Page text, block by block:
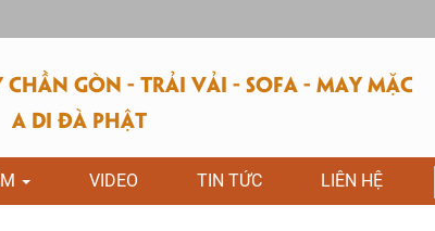
GÒN - TRẢI VẢI - SOFA - MAY MẶC
A DI ĐÀ PHẬT
VIDEO TIN TỨC LIÊN HỆ